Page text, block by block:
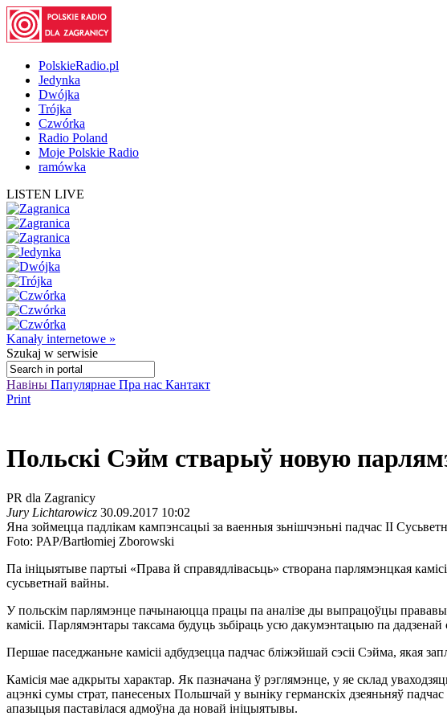
PolskieRadio.pl
Jedynka
Dwójka
Trójka
Czwórka
Radio Poland
Moje Polskie Radio
ramówka
LISTEN LIVE
Kanały internetowe »
Szukaj w serwisie
Навіны Папулярнае Пра нас Кантакт
Print
Польскі Сэйм стварыў новую
PR dla Zagranicy
Jury Lichtarowicz 30.09.2017 10:02
Яна зоймецца падлікам кампэнсацыі за ваенныя зьнішчэньні падчас ІІ
Foto: PAP/Bartłomiej Zborowski
Па ініцыятыве партыі «Права й справядлівасьць» створана парлямэнцкая
сусьветнай вайны.
У польскім парлямэнце пачынаюцца працы па аналізе ды выпрацоўцы
камісіі. Парлямэнтары таксама будуць зьбіраць усю дакумэнтацыю па дадзенай
Першае паседжаньне камісіі адбудзецца падчас бліжэйшай сэсіі Сэйма, якая
Камісія мае адкрыты характар. Як пазначана ў рэглямэнце, у яе склад
ацэнкі сумы страт, панесеных Польшчай у выніку германскіх дзеяньняў
апазыцыя паставілася адмоўна да новай ініцыятывы.